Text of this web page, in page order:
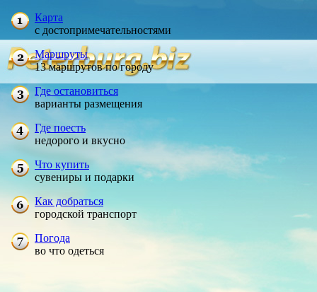
Карта
с достопримечательностями
Маршруты
13 маршрутов по городу
Где остановиться
варианты размещения
Где поесть
недорого и вкусно
Что купить
сувениры и подарки
Как добраться
городской транспорт
Погода
во что одеться